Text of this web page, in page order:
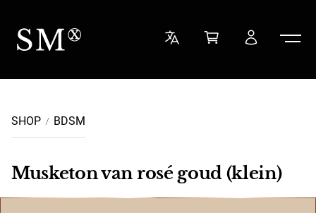
Sensual Minded
SHOP BDSM
Musketon van rosé goud (klein)